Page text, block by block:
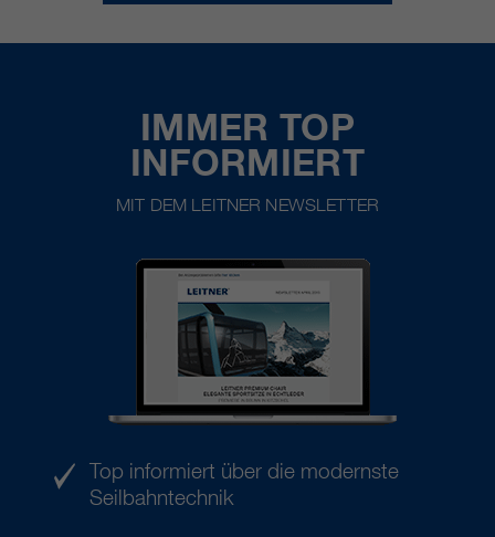
IMMER TOP
INFORMIERT
MIT DEM LEITNER NEWSLETTER
Top informiert über die modernste
Seilbahntechnik